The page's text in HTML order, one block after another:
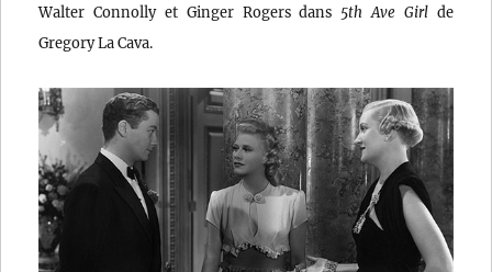
Walter Connolly et Ginger Rogers dans 5th Ave Girlde
Gregory La Cava.